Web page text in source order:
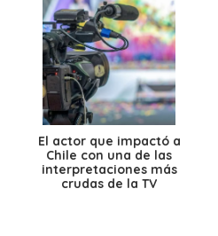
El actor que impactó a
Chile con una de las
interpretaciones más
crudas de la TV